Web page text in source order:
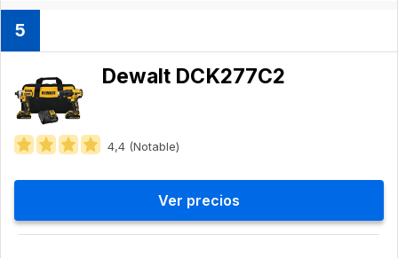
5
Dewalt DCK277C2
4,4 (Notable)
Ver precios